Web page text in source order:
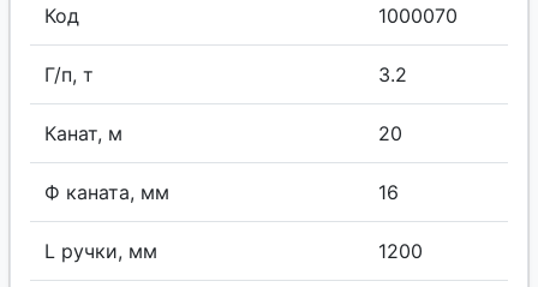
Код 1000070
Г/п, т 3.2
Канат, м 20
Ф каната, мм 16
L ручки, мм 1200